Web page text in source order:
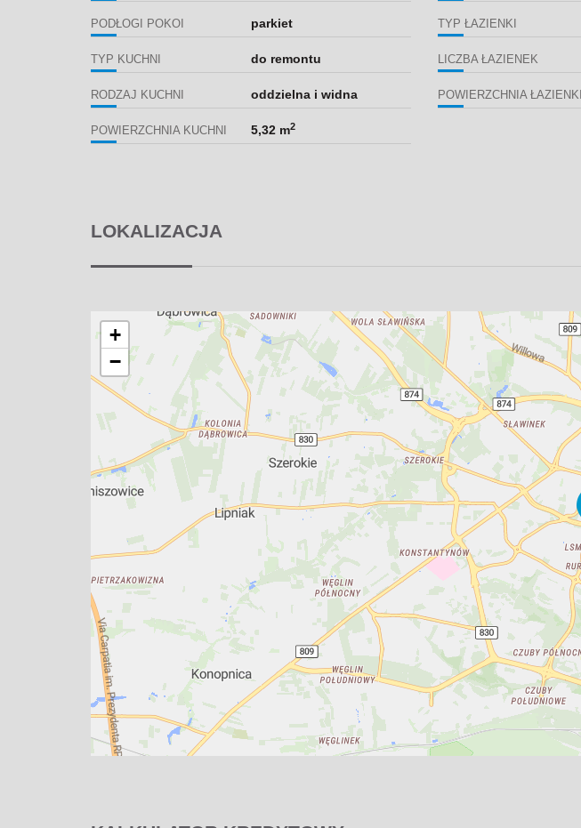
PODŁOGI POKOI parkiet
TYP KUCHNI do remontu
RODZAJ KUCHNI oddzielna i widna
POWIERZCHNIA KUCHNI 5,32 m2
TYP ŁAZIENKI
LICZBA ŁAZIENEK
POWIERZCHNIA ŁAZIENKI
LOKALIZACJA
+
−